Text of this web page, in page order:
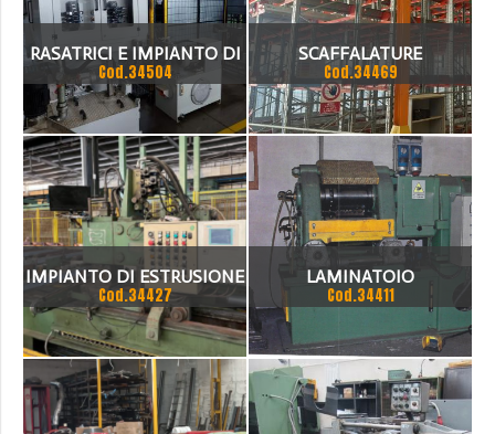
RASATRICI E IMPIANTO DI
LAVAGGIO
Cod.34504
SCAFFALATURE
Cod.34469
IMPIANTO DI ESTRUSIONE
ALLUMINIO
Cod.34427
LAMINATOIO
Cod.34411